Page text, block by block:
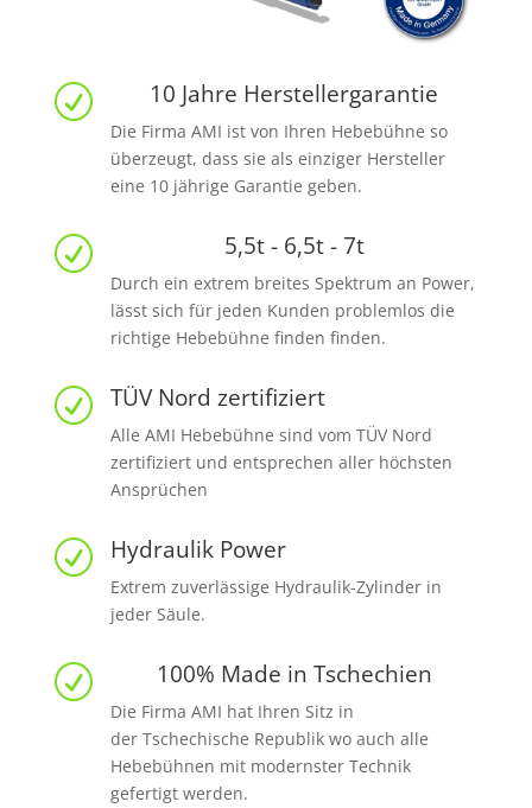
R 10 Jahre Herstellergarantie
Die Firma AMI ist von Ihren Hebebühne so
überzeugt, dass sie als einziger Hersteller
eine 10 jährige Garantie geben.
R 5,5t - 6,5t - 7t
Durch ein extrem breites Spektrum an Power,
lässt sich für jeden Kunden problemlos die
richtige Hebebühne finden finden.
R TÜV Nord zertifiziert
Alle AMI Hebebühne sind vom TÜV Nord
zertifiziert und entsprechen aller höchsten
Ansprüchen
R Hydraulik Power
Extrem zuverlässige Hydraulik-Zylinder in
jeder Säule.
R 100% Made in Tschechien
Die Firma AMI hat Ihren Sitz in
der Tschechische Republik wo auch alle
Hebebühnen mit modernster Technik
gefertigt werden.